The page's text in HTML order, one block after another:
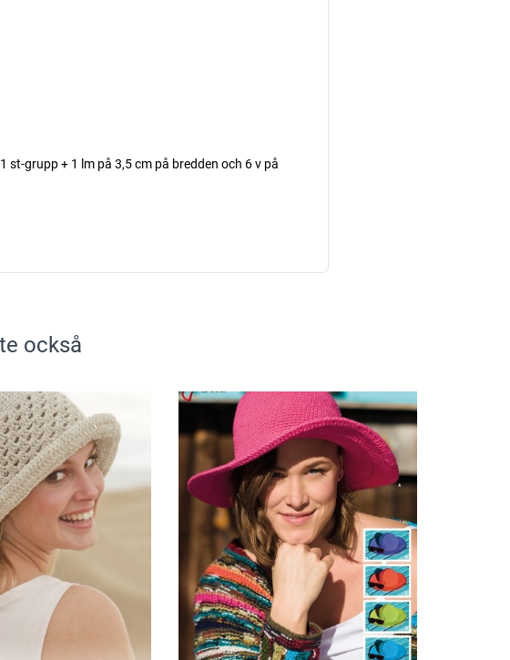
st-grupp + 1 lm på 3,5 cm på bredden och 6 v på
också